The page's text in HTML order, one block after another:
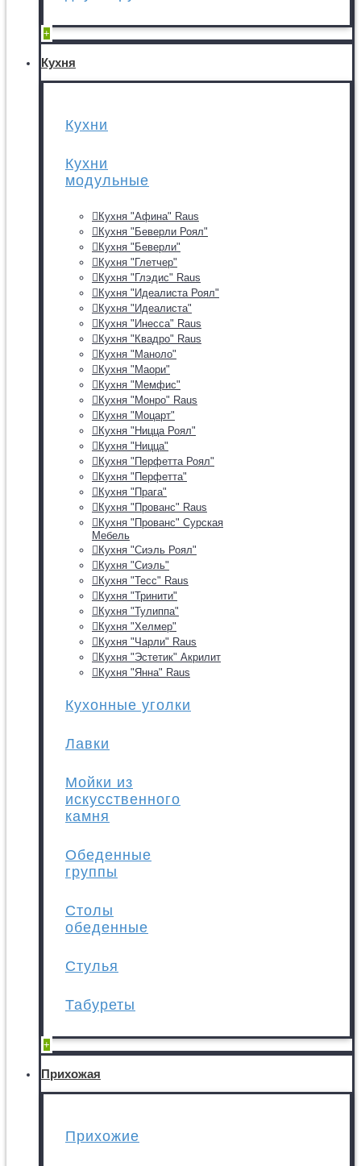
+
Кухня
Кухни
Кухни
модульные
Кухня "Афина" Raus
Кухня "Беверли Роял"
Кухня "Беверли"
Кухня "Глетчер"
Кухня "Глэдис" Raus
Кухня "Идеалиста Роял"
Кухня "Идеалиста"
Кухня "Инесса" Raus
Кухня "Квадро" Raus
Кухня "Маноло"
Кухня "Маори"
Кухня "Мемфис"
Кухня "Монро" Raus
Кухня "Моцарт"
Кухня "Ницца Роял"
Кухня "Ницца"
Кухня "Перфетта Роял"
Кухня "Перфетта"
Кухня "Прага"
Кухня "Прованс" Raus
Кухня "Прованс" Сурская
Мебель
Кухня "Сиэль Роял"
Кухня "Сиэль"
Кухня "Тесс" Raus
Кухня "Тринити"
Кухня "Тулиппа"
Кухня "Хелмер"
Кухня "Чарли" Raus
Кухня "Эстетик" Акрилит
Кухня "Янна" Raus
Кухонные уголки
Лавки
Мойки из
искусственного
камня
Обеденные
группы
Столы
обеденные
Стулья
Табуреты
+
Прихожая
Прихожие